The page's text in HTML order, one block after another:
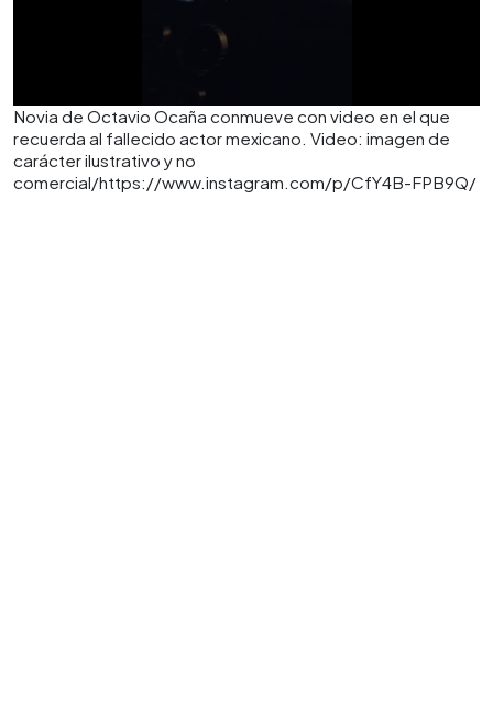
Novia de Octavio Ocaña conmueve con video en el que
recuerda al fallecido actor mexicano. Video: imagen de
carácter ilustrativo y no
comercial/https://www.instagram.com/p/CfY4B-FPB9Q/